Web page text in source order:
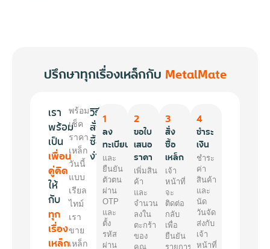
ปรึกษาทุกเรื่องเหล็กกับ MetalMate
เรา
พร้อม
เป็น
เพื่อน
คู่คิด
ให้
กับ
ทุก
เรื่อง
เหล็ก
พร้อม
เช็ค
ราคา
เหล็ก
วันนี้
แบบ
เรียล
ไทม์
เรา
ขาย
เหล็ก
วิธี
สั่ง
ซื้อ
ง่ายๆ
1
ลง
ทะเบียน
และ
ยืนยัน
ตัวตน
ผ่าน
OTP
และ
ตั้ง
รหัส
ผ่าน
2
ขอใบ
เสนอ
ราคา
เพิ่มสิน
ค้า
และ
จำนวน
ลงใน
ตะกร้า
ของ
คุณ
3
สั่ง
ซื้อ
เหล็ก
เจ้า
หน้าที่
จะ
ติดต่อ
กลับ
เพื่อ
ยืนยัน
รายการ
4
ชำระ
เงิน
ชำระ
ค่า
สินค้า
และ
นัด
วันจัด
ส่งกับ
เจ้า
หน้าที่